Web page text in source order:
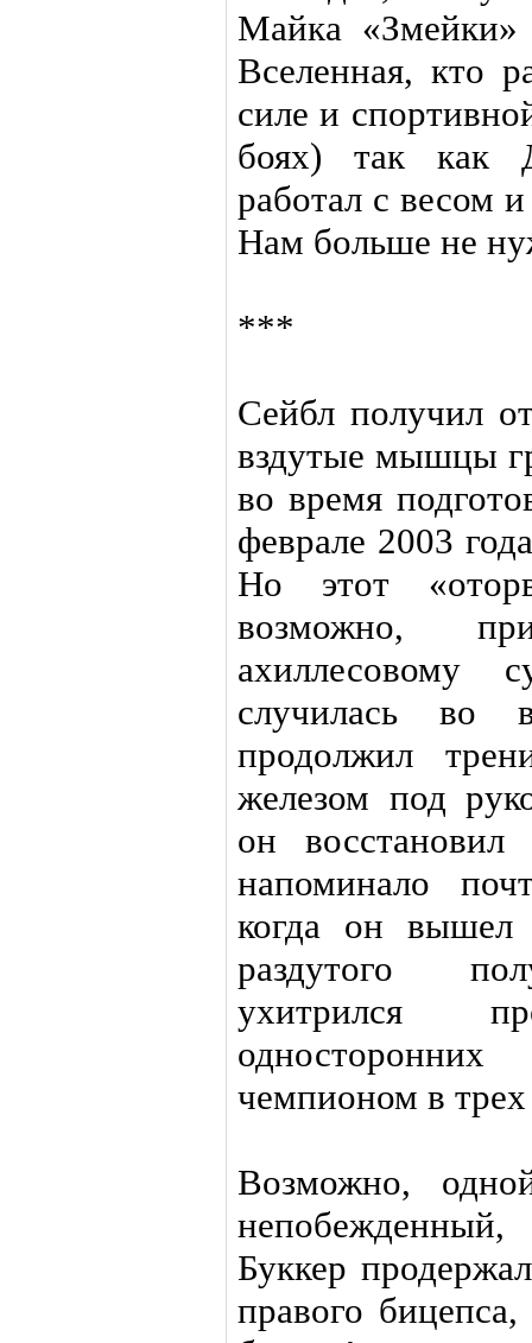
Майка
Вселенная, кто
силе и
боях) так как
работал с весом
Нам больше не
***
Сейбл получил
вздутые мышцы
во время
феврале 2003
Но этот
возможно,
ахиллесовому
случилась во
продолжил
железом под
он
напоминало
когда он вышел
раздутого
ухитрился
чемпионом в трех
Возможно,
Буккер
правого